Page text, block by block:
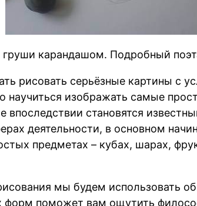
карандашом. Подробный
рисовать серьёзные картины с
научиться изображать самые
впоследствии становятся
деятельности, в основном
предметах – кубах, шарах,
мы будем использовать
форм поможет вам ощутить